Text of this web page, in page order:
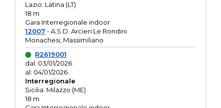
Lazio: Latina (LT)
18 m
Gara Interregionale indoor
12007 - A.S.D. Arcieri Le Rondini
Monachesi, Massimiliano
R2619001
dal: 03/01/2026
al: 04/01/2026
Interregionale
Sicilia: Milazzo (ME)
18 m